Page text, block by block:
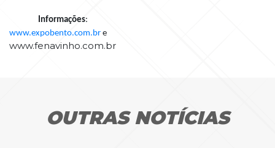
Informações:
www.expobento.com.br e
www.fenavinho.com.br
OUTRAS NOTÍCIAS